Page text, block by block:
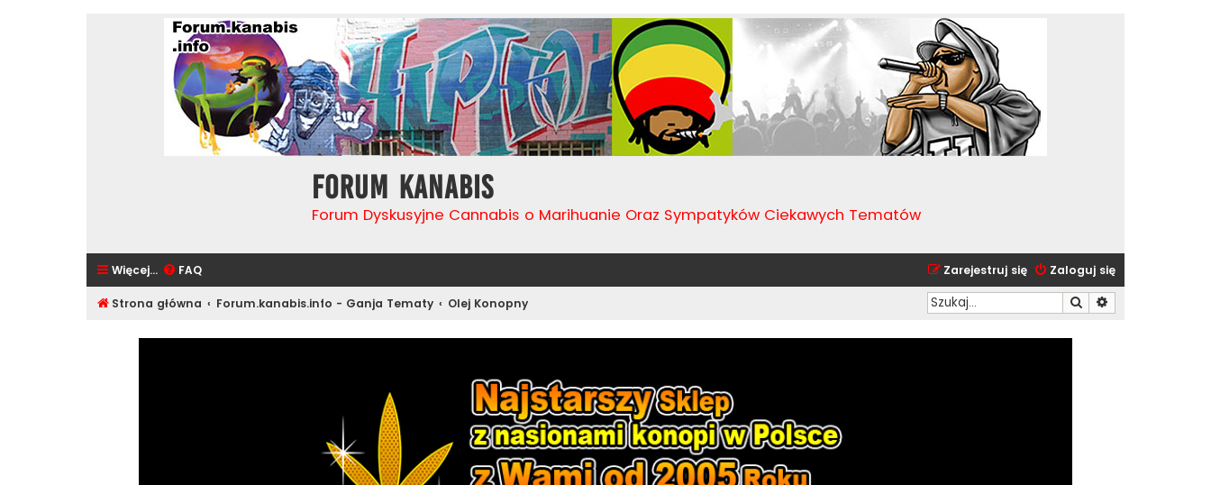
Forum Kanabis
Forum Dyskusyjne Cannabis o Marihuanie Oraz Sympatyków Ciekawych Tematów
Więcej… FAQ Zaloguj się
Zarejestruj się
Strona główna Forum.kanabis.info - Ganja Tematy Olej Konopny Szukaj